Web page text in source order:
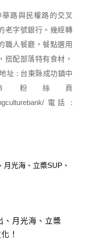
路與民權路的交叉
老字號銀行。幾經轉
職人餐廳，餐點選用
搭配部落特有食材，
址 : 台東縣成功鎮中
粉絲頁
電話 :
、月光海、立槳
！